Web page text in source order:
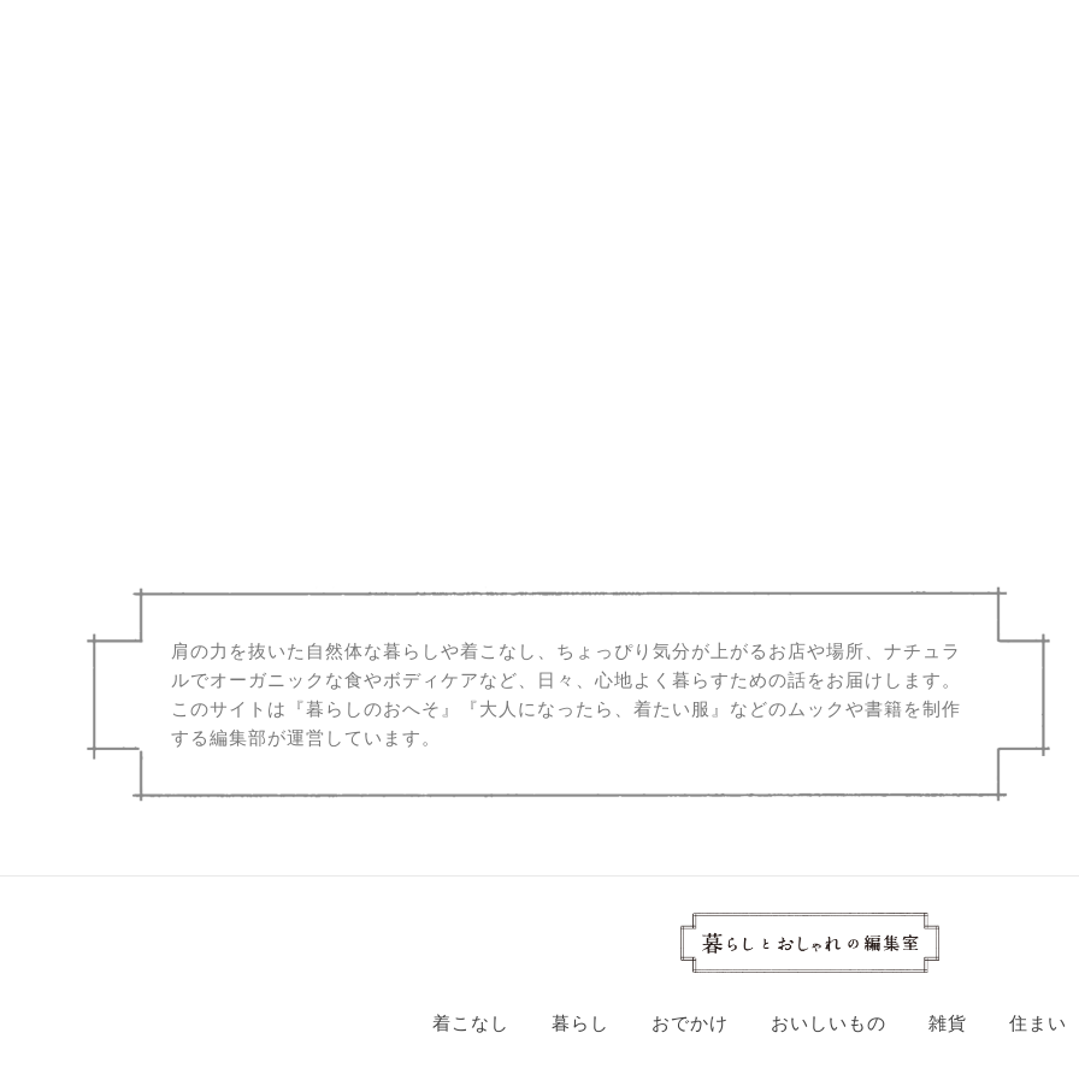
肩の力を抜いた自然体な暮らしや着こなし、ちょっぴり気分が上がるお店や場所、ナチュラ
ルでオーガニックな食やボディケアなど、日々、心地よく暮らすための話をお届けします。
このサイトは『暮らしのおへそ』『大人になったら、着たい服』などのムックや書籍を制作
する編集部が運営しています。
着こなし 暮らし おでかけ おいしいもの 雑貨 住まい